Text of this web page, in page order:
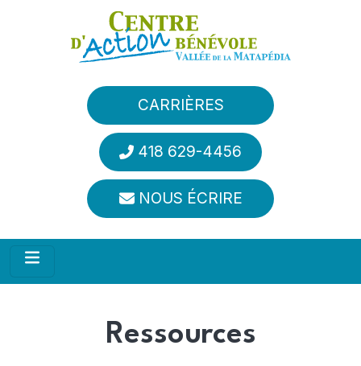
Aller au contenu principal
CARRIÈRES
418 629-4456
NOUS ÉCRIRE
Ressources